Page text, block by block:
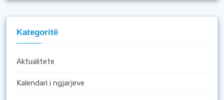
Kategoritë
Aktualitete
Kalendari i ngjarjeve